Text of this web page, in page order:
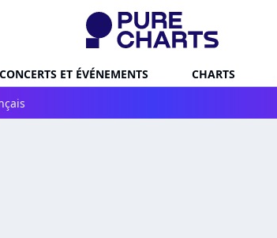
CONCERTS ET ÉVÉNEMENTS CHARTS